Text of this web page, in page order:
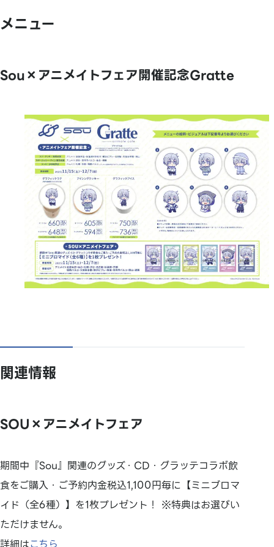
メニュー
Sou×アニメイトフェア開催記念Gratte
関連情報
SOU×アニメイトフェア
期間中『Sou』関連のグッズ・CD・グラッテコラボ飲
食をご購入・ご予約内金税込1,100円毎に【ミニブロマ
イド（全6種）】を1枚プレゼント！ ※特典はお選びい
ただけません。